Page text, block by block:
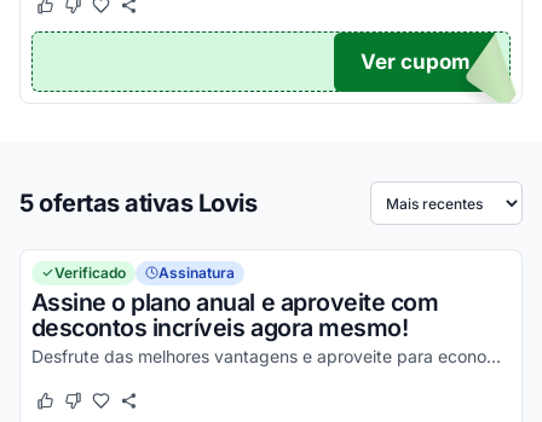
Este cupom funcionou
Este cupom não funcionou
TICO
Ver cupom
5 ofertas ativas Lovis Ordenar por
Verificado Assinatura
Assine o plano anual e aproveite com
descontos incríveis agora mesmo!
Desfrute das melhores vantagens e aproveite para economizar de uma forma simples!
Este cupom funcionou
Este cupom não funcionou